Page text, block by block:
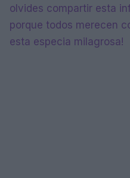
olvides compartir esta
porque todos merecen
esta especia milagrosa!